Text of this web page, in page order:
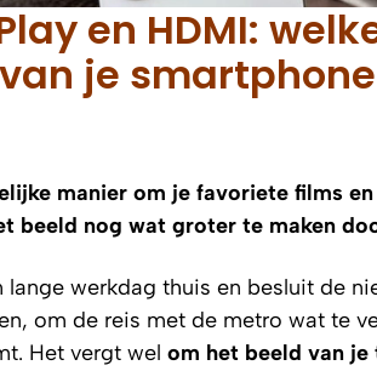
en HDMI:
je
manier om je favoriete films
beeld nog wat groter te maken
lange werkdag thuis en besluit de
om de reis met de metro wat te
Het vergt wel om het beeld van